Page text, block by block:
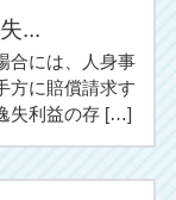
...
合には、人身事
方に賠償請求す
失利益の存 […]